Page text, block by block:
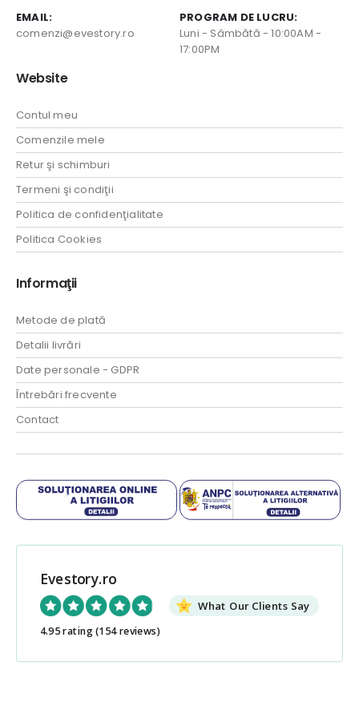
EMAIL:
comenzi@evestory.ro
PROGRAM DE LUCRU:
Luni - Sâmbătă - 10:00AM -
17:00PM
Website
Contul meu
Comenzile mele
Retur şi schimburi
Termeni şi condiţii
Politica de confidenţialitate
Politica Cookies
Informaţii
Metode de plată
Detalii livrări
Date personale - GDPR
Întrebări frecvente
Contact
Evestory.ro
What Our Clients Say
4.95 rating(154 reviews)